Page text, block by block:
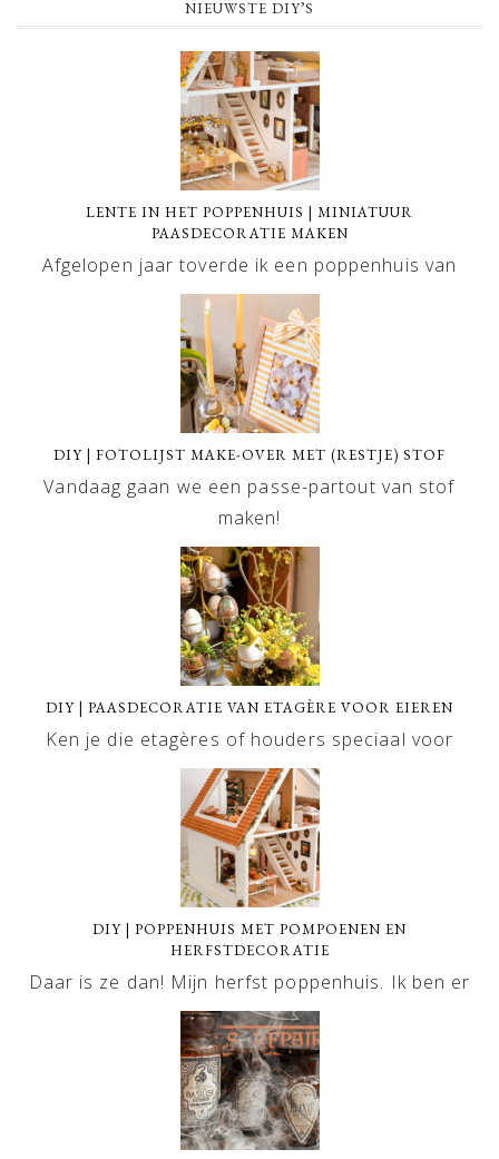
NIEUWSTE DIY’S
LENTE IN HET POPPENHUIS | MINIATUUR
PAASDECORATIE MAKEN
Afgelopen jaar toverde ik een poppenhuis van
DIY | FOTOLIJST MAKE-OVER MET (RESTJE) STOF
Vandaag gaan we een passe-partout van stof
maken!
DIY | PAASDECORATIE VAN ETAGÈRE VOOR EIEREN
Ken je die etagères of houders speciaal voor
DIY | POPPENHUIS MET POMPOENEN EN
HERFSTDECORATIE
Daar is ze dan! Mijn herfst poppenhuis. Ik ben er